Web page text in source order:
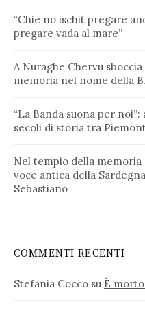
“Chie no ischit pregare
pregare vada al mare”
A Nuraghe Chervu
memoria nel nome della
“La Banda suona per
secoli di storia tra
Nel tempio della
voce antica della
Sebastiano
COMMENTI RECENTI
Stefania Cocco su È